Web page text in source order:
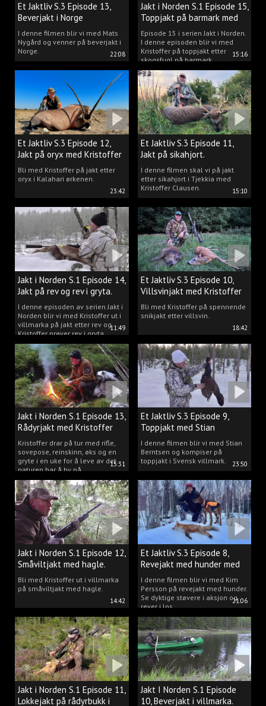
22:08
Et Jaktliv S.3 Episode 13,
Beverjakt i Norge
I denne filmen blir vi med Mats
Nygård og venner på beverjakt i
Norge.
15:16
Jakt i Norden S.1 Episode 15,
Toppjakt på barmark med
Kristoffer Clausen
Episode 15 i serien Jakt i Norden.
I denne episoden blir vi med
Kristoffer på toppjakt etter
skogsfugl på barmark.
23:42
Et Jaktliv S.3 Episode 12,
Jakt på oryx med Kristoffer
Clausen
Bli med Kristoffer på jakt etter
oryx i Kalahari ørkenen.
15:10
Et Jaktliv S.3 Episode 11,
Jakt på sikahjort.
I denne filmen skal vi på jakt
etter sikahjort i Tjekkia med
Kristoffer Clausen.
11:49
Jakt i Norden S.1 Episode 14,
Jakt på rev og rev i gryta.
I denne episoden av serien Jakt i
Norden blir vi med Kristoffer ut i
villmarka på jakt etter rev og
Kristoffer prøver rev i gryta.
18:42
Et Jaktliv S.3 Episode 10,
Villsvinjakt med Kristoffer
Bli med Kristoffer på spennende
snikjakt etter villsvin.
15:31
Jakt i Norden S.1 Episode 13,
Rådyrjakt med Kristoffer
Clausen
Kristoffer drar på tur med rifle,
sovepose, reinskinn, øks og en
gryte i en uke for å leve av det
naturen har å by på.
23:50
Et Jaktliv S.3 Episode 9,
Toppjakt med Stian
Berntsen
I denne filmen blir vi med Stian
Berntsen og kompiser på
toppjakt i Svensk villmark.
14:42
Jakt i Norden S.1 Episode 12,
Småviltjakt med hagle.
Bli med Kristoffer ut i villmarka
på småviltjakt med hagle.
21:06
Et Jaktliv S.3 Episode 8,
Revejakt med hunder med
Kim Persson.
I denne filmen blir vi med Kim
Persson på revejakt med hunder.
Se dyktige støvere i aksjon og
rever i los.
Jakt i Norden S.1 Episode 11,
Lokkejakt på rådyrbukk i
Jakt I Norden S.1 Episode
10, Beverjakt i villmarka.